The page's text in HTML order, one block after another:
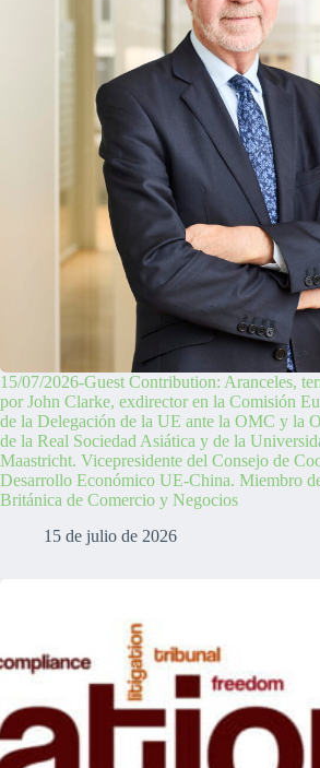
15/07/2026-Guest Contribution: Aranceles,
por John Clarke, exdirector en la Comisión
de la Delegación de la UE ante la OMC y la
de la Real Sociedad Asiática y de la
Maastricht. Vicepresidente del Consejo de
Desarrollo Económico UE-China. Miembro
Británica de Comercio y Negocios
15 de julio de 2026